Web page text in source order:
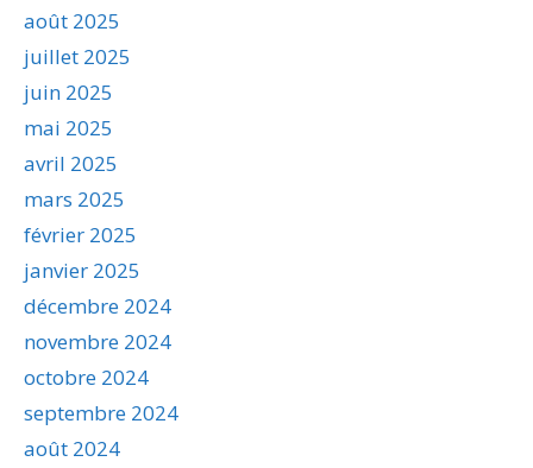
août 2025
juillet 2025
juin 2025
mai 2025
avril 2025
mars 2025
février 2025
janvier 2025
décembre 2024
novembre 2024
octobre 2024
septembre 2024
août 2024